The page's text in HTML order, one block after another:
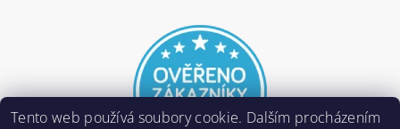
Tento web používá soubory cookie. Dalším procházením